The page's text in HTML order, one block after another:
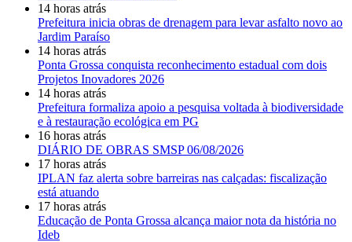
14 horas atrás
Prefeitura inicia obras de drenagem para levar asfalto novo ao
Jardim Paraíso
14 horas atrás
Ponta Grossa conquista reconhecimento estadual com dois
Projetos Inovadores 2026
14 horas atrás
Prefeitura formaliza apoio a pesquisa voltada à biodiversidade
e à restauração ecológica em PG
16 horas atrás
DIÁRIO DE OBRAS SMSP 06/08/2026
17 horas atrás
IPLAN faz alerta sobre barreiras nas calçadas: fiscalização
está atuando
17 horas atrás
Educação de Ponta Grossa alcança maior nota da história no
Ideb